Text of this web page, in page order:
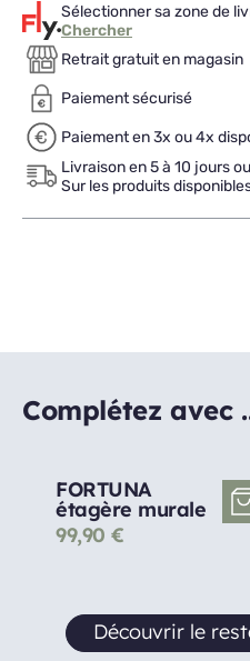
Sélectionner sa zone de
Chercher
Retrait gratuit en magasin
Paiement sécurisé
Paiement en 3x ou 4x
Livraison en 5 à 10 jours
Sur les produits
Complétez avec
FORTUNA
étagère murale
99,90 €
Découvrir le